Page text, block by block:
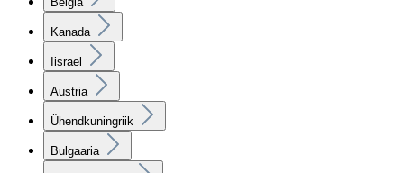
Kanada
Iisrael
Austria
Ühendkuningriik
Bulgaaria